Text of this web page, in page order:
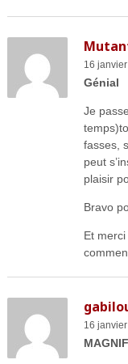
16
Génial
Je
fasses,
peut
plaisir
Bravo
Et
16